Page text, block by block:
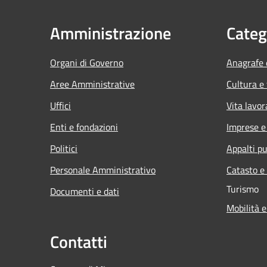
Amministrazione
Organi di Governo
Aree Amministrative
Uffici
Enti e fondazioni
Politici
Personale Amministrativo
Documenti e dati
Cultura
Vita
Imprese
Appalti
Catasto
Turismo
Mobilità
Contatti